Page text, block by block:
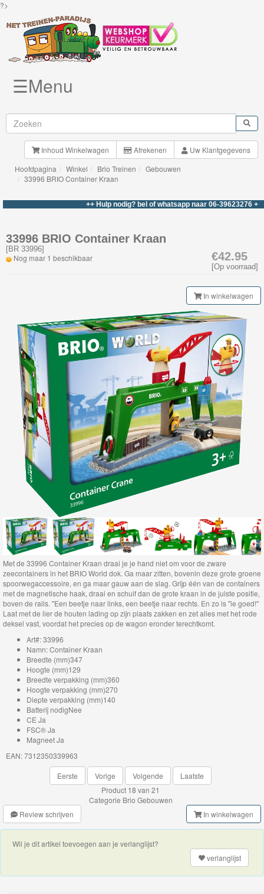
?>
Brio
Treinen
Nieuwe
My
First
Spoorbaan
Brio
Smart
Tech
Brio
Treinenset
Brio
Gebouwen
Brio
Tunnel
Brio
Bruggen
Brio
lokomotieven
Brio
Trein
met
batterij
Brio
Wagons
Brio
voertuigen
Rails
Networkers
☰Menu
Inhoud Winkelwagen Afrekenen
Uw Klantgegevens
Hoofdpagina
Winkel Brio Treinen
Gebouwen
33996 BRIO Container Kraan
++ Hulp nodig? bel of whatsapp naar 06-39623276 +++
€42.95
[Op voorraad]
33996 BRIO Container Kraan
[BR 33996]
Nog maar 1 beschikbaar
In winkelwagen
Met de 33996 Container Kraan draai je je hand niet om voor de zware
zeecontainers in het BRIO World dok. Ga maar zitten, bovenin deze grote groene
spoorwegaccessoire, en ga maar gauw aan de slag. Grijp één van de containers
met de magnetische haak, draai en schuif dan de grote kraan in de juiste positie,
boven de rails. "Een beetje naar links, een beetje naar rechts. En zo is ''ie goed!"
Laat met de lier de houten lading op zijn plaats zakken en zet alles met het rode
deksel vast, voordat het precies op de wagon eronder terechtkomt.
Art#: 33996
Namn: Container Kraan
Breedte (mm)347
Hoogte (mm)129
Breedte verpakking (mm)360
Hoogte verpakking (mm)270
Diepte verpakking (mm)140
Batterij nodigNee
CE Ja
FSC® Ja
Magneet Ja
EAN: 7312350339963
Eerste
Vorige Volgende
Laatste
Product 18 van 21
Categorie Brio Gebouwen
Review schrijven
In winkelwagen
Wil je dit artikel toevoegen aan je verlanglijst?
verlanglijst